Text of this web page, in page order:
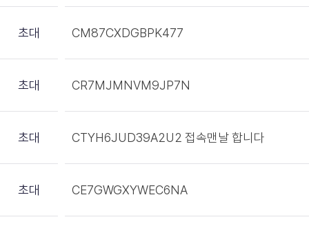
초대 CM87CXDGBPK477
초대 CR7MJMNVM9JP7N
초대 CTYH6JUD39A2U2 접속맨날 합니다
초대 CE7GWGXYWEC6NA